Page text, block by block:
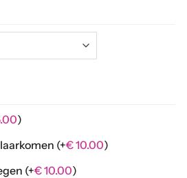
)
(+€10.00)
(+€10.00)